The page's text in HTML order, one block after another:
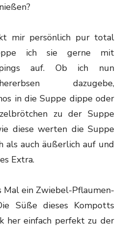
mir persönlich pur total
ich sie gerne mit
auf. Ob ich nun
dazugebe,
in die Suppe dippe oder
zu der Suppe
diese werten die Suppe
als auch äußerlich auf und
Extra.
Mal ein Zwiebel-Pflaumen-
Süße dieses Kompotts
her einfach perfekt zu der